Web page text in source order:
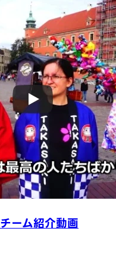
ーム紹介動画